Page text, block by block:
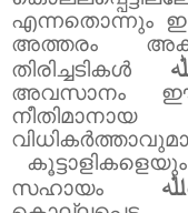
എന്നതൊന്നും
അത്തരം
തിരിച്ചടികൾ
അവസാനം
സഹായം ﷲ